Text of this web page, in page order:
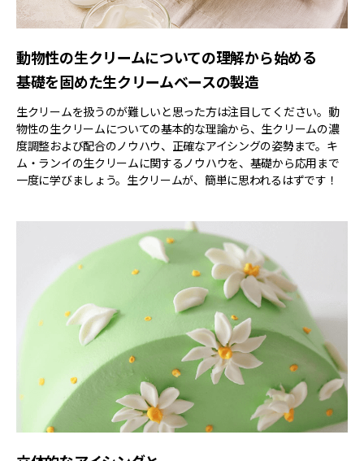
動物性の生クリームについての理解から始める
基礎を固めた生クリームベースの製造
生クリームを扱うのが難しいと思った方は注目してください。動
物性の生クリームについての基本的な理論から、生クリームの濃
度調整および配合のノウハウ、正確なアイシングの姿勢まで。キ
ム・ランイの生クリームに関するノウハウを、基礎から応用まで
一度に学びましょう。生クリームが、簡単に思われるはずです！